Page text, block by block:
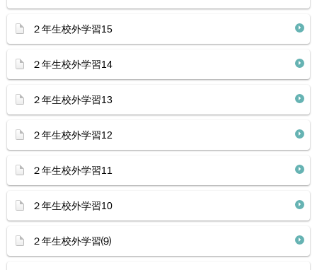
２年生校外学習15
２年生校外学習14
２年生校外学習13
２年生校外学習12
２年生校外学習11
２年生校外学習10
２年生校外学習⑼